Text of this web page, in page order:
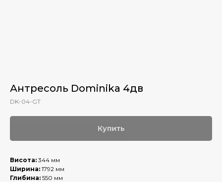
Антресоль Dominika 4дв
DK-04-GT
Купить
Висота: 344 мм
Ширина: 1792 мм
Глибина: 550 мм